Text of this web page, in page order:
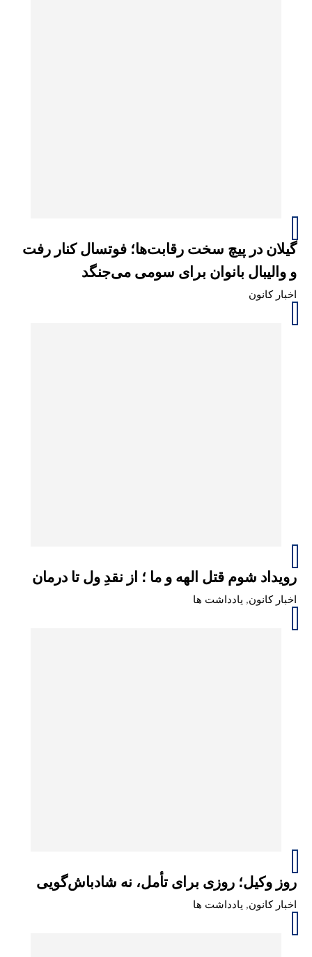
گیلان در پیچ سخت رقابت‌ها؛ فوتسال کنار رفت
و والیبال بانوان برای سومی می‌جنگد
اخبار کانون
رویداد شوم قتل الهه و ما ؛ از نقدِ ول تا درمان
اخبار کانون, یادداشت ها
روز وکیل؛ روزی برای تأمل، نه شادباش‌گویی
اخبار کانون, یادداشت ها